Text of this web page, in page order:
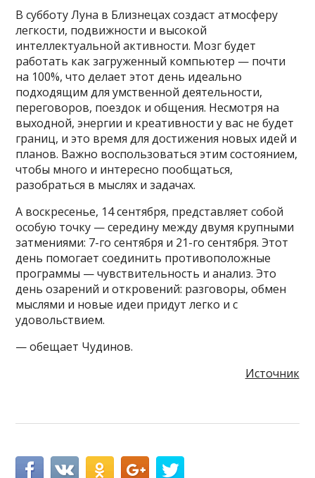
В субботу Луна в Близнецах создаст атмосферу
легкости, подвижности и высокой
интеллектуальной активности. Мозг будет
работать как загруженный компьютер — почти
на 100%, что делает этот день идеально
подходящим для умственной деятельности,
переговоров, поездок и общения. Несмотря на
выходной, энергии и креативности у вас не будет
границ, и это время для достижения новых идей и
планов. Важно воспользоваться этим состоянием,
чтобы много и интересно пообщаться,
разобраться в мыслях и задачах.
А воскресенье, 14 сентября, представляет собой
особую точку — середину между двумя крупными
затмениями: 7-го сентября и 21-го сентября. Этот
день помогает соединить противоположные
программы — чувствительность и анализ. Это
день озарений и откровений: разговоры, обмен
мыслями и новые идеи придут легко и с
удовольствием.
— обещает Чудинов.
Источник